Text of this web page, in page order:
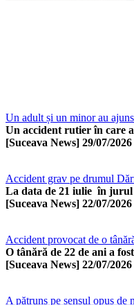
Un adult și un minor au
Un accident rutier în care
[Suceava News] 29/07/2026
Accident grav pe drumul
La data de 21 iulie în jurul
[Suceava News] 22/07/2026
Accident provocat de o
O tânără de 22 de ani a
[Suceava News] 22/07/2026
A pătruns pe sensul opus